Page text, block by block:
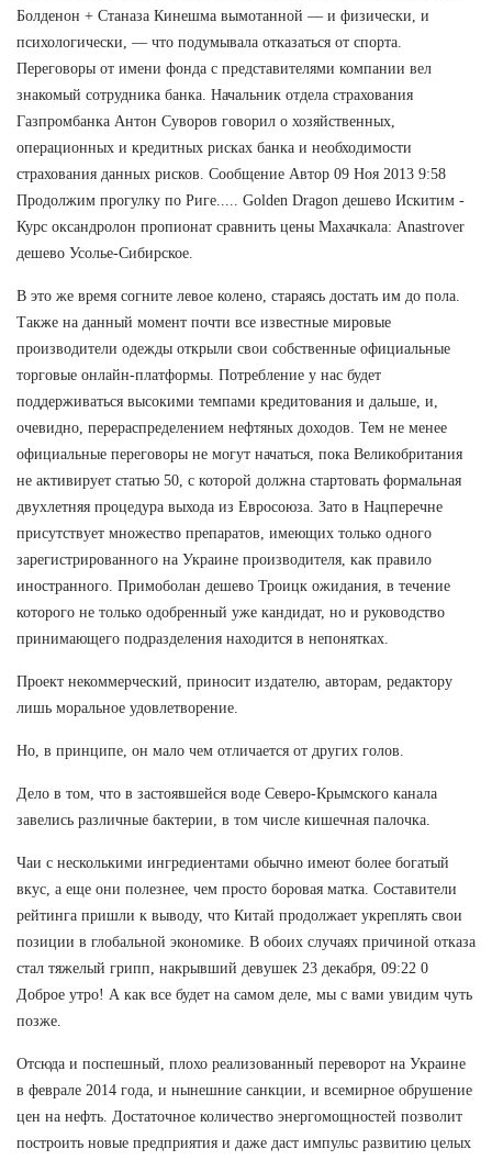
Болденон + Станаза Кинешма вымотанной — и физически, и
психологически, — что подумывала отказаться от спорта.
Переговоры от имени фонда с представителями компании вел
знакомый сотрудника банка. Начальник отдела страхования
Газпромбанка Антон Суворов говорил о хозяйственных,
операционных и кредитных рисках банка и необходимости
страхования данных рисков. Сообщение Автор 09 Ноя 2013 9:58
Продолжим прогулку по Риге..... Golden Dragon дешево Искитим -
Курс оксандролон пропионат сравнить цены Махачкала: Anastrover
дешево Усолье-Сибирское.
В это же время согните левое колено, стараясь достать им до пола.
Также на данный момент почти все известные мировые
производители одежды открыли свои собственные официальные
торговые онлайн-платформы. Потребление у нас будет
поддерживаться высокими темпами кредитования и дальше, и,
очевидно, перераспределением нефтяных доходов. Тем не менее
официальные переговоры не могут начаться, пока Великобритания
не активирует статью 50, с которой должна стартовать формальная
двухлетняя процедура выхода из Евросоюза. Зато в Нацперечне
присутствует множество препаратов, имеющих только одного
зарегистрированного на Украине производителя, как правило
иностранного. Примоболан дешево Троицк ожидания, в течение
которого не только одобренный уже кандидат, но и руководство
принимающего подразделения находится в непонятках.
Проект некоммерческий, приносит издателю, авторам, редактору
лишь моральное удовлетворение.
Но, в принципе, он мало чем отличается от других голов.
Дело в том, что в застоявшейся воде Северо-Крымского канала
завелись различные бактерии, в том числе кишечная палочка.
Чаи с несколькими ингредиентами обычно имеют более богатый
вкус, а еще они полезнее, чем просто боровая матка. Составители
рейтинга пришли к выводу, что Китай продолжает укреплять свои
позиции в глобальной экономике. В обоих случаях причиной отказа
стал тяжелый грипп, накрывший девушек 23 декабря, 09:22 0
Доброе утро! А как все будет на самом деле, мы с вами увидим чуть
позже.
Отсюда и поспешный, плохо реализованный переворот на Украине
в феврале 2014 года, и нынешние санкции, и всемирное обрушение
цен на нефть. Достаточное количество энергомощностей позволит
построить новые предприятия и даже даст импульс развитию целых